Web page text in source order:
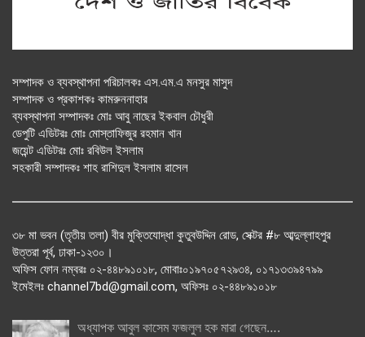
সম্পাদক ও ব্যবস্থাপনা পরিচালকঃ এস.এম.এ মনসুর মাসুদ
সম্পাদক ও প্রকাশকঃ কামরুননাহার
ব্যবস্থাপনা সম্পাদকঃ মোঃ আবু নাছের ইকবাল চৌধুরী
ডেপুটি এডিটরঃ মোঃ মোস্তাফিজুর রহমান খান
জয়েন্ট এডিটরঃ মোঃ রবিউল ইসলাম
সহকারী সম্পাদকঃ শাহ রাশিদুল ইসলাম রাসেল
৩৮ মা ভবন (তৃতীয় তলা) বীর মুক্তিযোদ্ধা কুতুবউদ্দিন রোড, সেক্টর #৮ আব্দুল্লাহপুর
উত্তরা পূর্ব, ঢাকা-১২৩০।
অফিস ফোন নম্বরঃ ০২-৪৪৮৯১০১৮, মোবাঃ০১৯৭০৫৭২৯৩৪, ০১৭১৩৩৯৪৭৯৯
ইমেইলঃ channel7bd@gmail.com, অফিসঃ ০২-৪৪৮৯১০১৮
অধ্যাপক আবুল কাসেম ফজলুল হক মারা গেছেন….